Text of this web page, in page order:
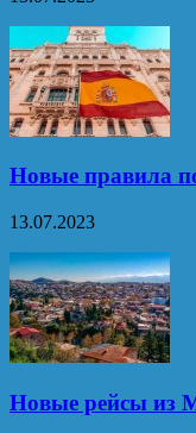
Новые правила
13.07.2023
Новые рейсы из